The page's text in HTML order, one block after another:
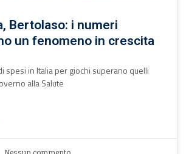
Bertolaso: i numeri
un fenomeno in crescita
spesi in Italia per giochi superano quelli
alla Salute